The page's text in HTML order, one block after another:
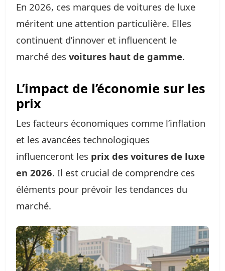
En 2026, ces marques de voitures de luxe
méritent une attention particulière. Elles
continuent d’innover et influencent le
marché des voitures haut de gamme.
L’impact de l’économie sur les
prix
Les facteurs économiques comme l’inflation
et les avancées technologiques
influenceront les prix des voitures de luxe
en 2026. Il est crucial de comprendre ces
éléments pour prévoir les tendances du
marché.